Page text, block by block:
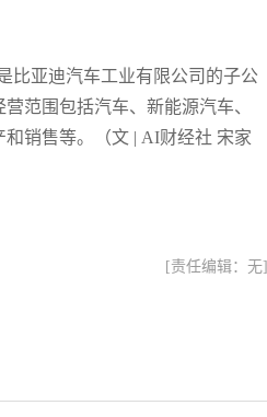
比亚迪汽车工业有限公司的子公
范围包括汽车、新能源汽车、
销售等。（文 | AI财经社 宋家
[责任编辑：无]